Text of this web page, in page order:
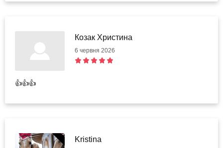
Козак Христина
6 червня 2026
👍👍👍
Kristina